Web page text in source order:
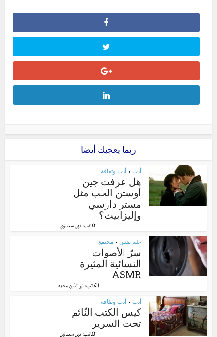
ربما يعجبك أيضا
أدب • أدب وثقافة
هل عرفت جين
أوستن الحب مثل
مستر دارسي
وإليزابيث؟
الكاتب: نهى سعداوي
علم نفس • مجتمع
سرّ الأصوات
النسائية المثيرة
ASMR
الكاتب:نور الدّين محمّد
أدب • أدب وثقافة
كيس الكتب النّائم
تحت السرير
الكاتب: نهى سعداوي